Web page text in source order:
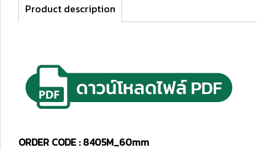
Product description
ORDER CODE : 8405M_60mm